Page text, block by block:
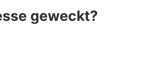
geweckt?